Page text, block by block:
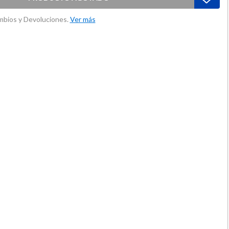
y Devoluciones. Ver más